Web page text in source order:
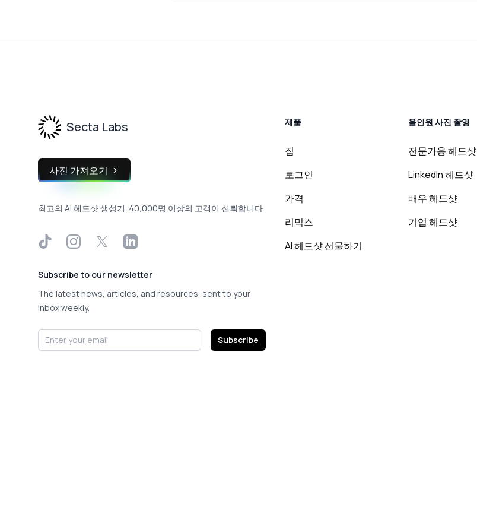
Secta Labs
사진 가져오기
최고의 AI 헤드샷 생성기. 40,000명 이상의 고객이 신뢰합니다.
TikTokInstagram
X LinkedIn
Subscribe to our newsletter
The latest news, articles, and resources, sent to your
inbox weekly.
Email address Subscribe
제품
집
로그인
가격
리믹스
AI 헤드샷 선물하기
올인원 사진 촬영
전문가용 헤드샷
LinkedIn 헤드샷
배우 헤드샷
기업 헤드샷